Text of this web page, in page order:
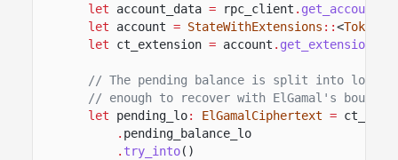
let account_data = rpc_client . get_account
let
account = StateWithExtensions ::<
let
ct_extension = account . get_extension
// The pending balance is split into low
// enough to recover with ElGamal's bounded
let
pending_lo: ElGamalCiphertext =
. pending_balance_lo
. try_into()